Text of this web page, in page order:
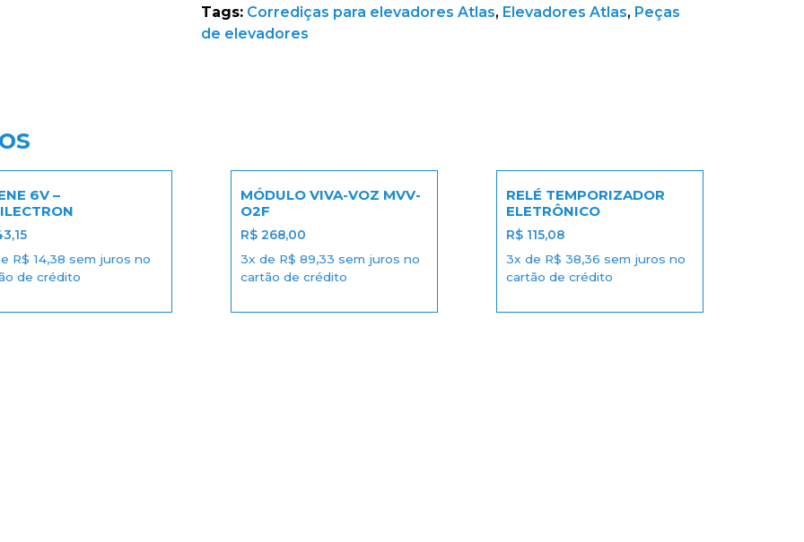
Tags: Corrediças para elevadores Atlas, Elevadores Atlas, Peças
de elevadores
6V –
R$ 14,38 sem juros no
de crédito
MÓDULO VIVA-VOZ MVV-
O2F
R$268,00
3x de R$ 89,33 sem juros no
cartão de crédito
RELÉ TEMPORIZADOR
ELETRÔNICO
R$115,08
3x de R$ 38,36 sem juros no
cartão de crédito